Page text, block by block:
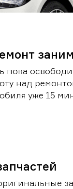
пока
над
уже 15